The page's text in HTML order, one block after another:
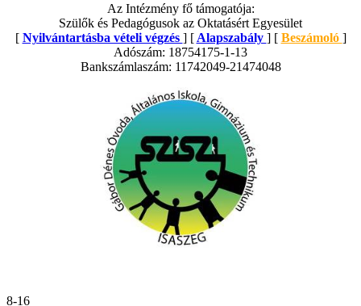
Az Intézmény fő támogatója:
Szülők és Pedagógusok az Oktatásért Egyesület
[ Nyilvántartásba vételi végzés ] [ Alapszabály ] [ Beszámoló ]
Adószám: 18754175-1-13
Bankszámlaszám: 11742049-21474048
8-16